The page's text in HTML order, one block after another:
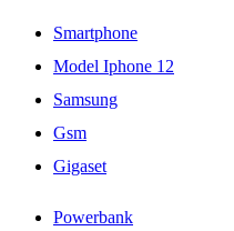
Smartphone
Model Iphone 12
Samsung
Gsm
Gigaset
Powerbank